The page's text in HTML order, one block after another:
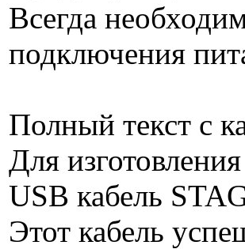
Всегда
подключения
Полный текст с
Для
USB кабель
Этот кабель